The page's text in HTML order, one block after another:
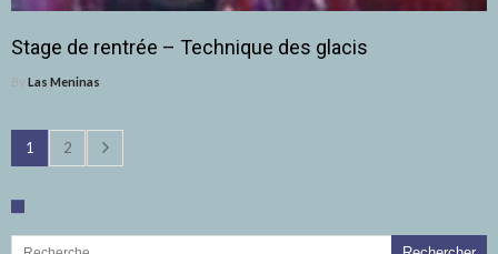
Stage de rentrée – Technique des glacis
By Las Meninas
1 2
Rechercher :